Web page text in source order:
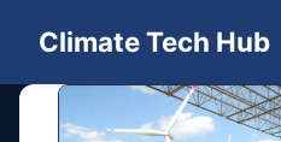
Climate Tech Hub